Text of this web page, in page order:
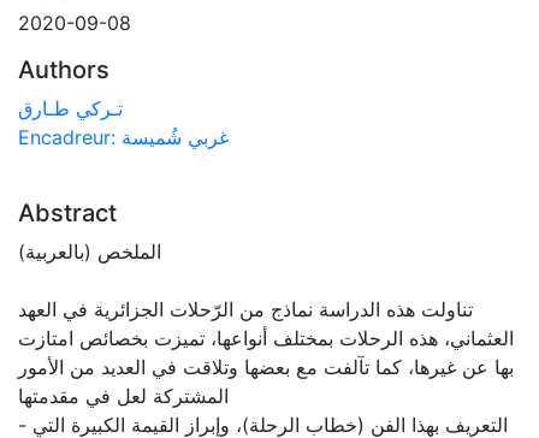
2020-09-08
Authors
تـركي طـارق
Encadreur: غربي شُميسة
Abstract
الملخص (بالعربية)
تناولت هذه الدراسة نماذج من الرّحلات الجزائرية في العهد
العثماني، هذه الرحلات بمختلف أنواعها، تميزت بخصائص امتازت
بها عن غيرها، كما تآلفت مع بعضها وتلاقت في العديد من الأمور
المشتركة لعل في مقدمتها
- التعريف بهذا الفن (خطاب الرحلة)، وإبراز القيمة الكبيرة التي